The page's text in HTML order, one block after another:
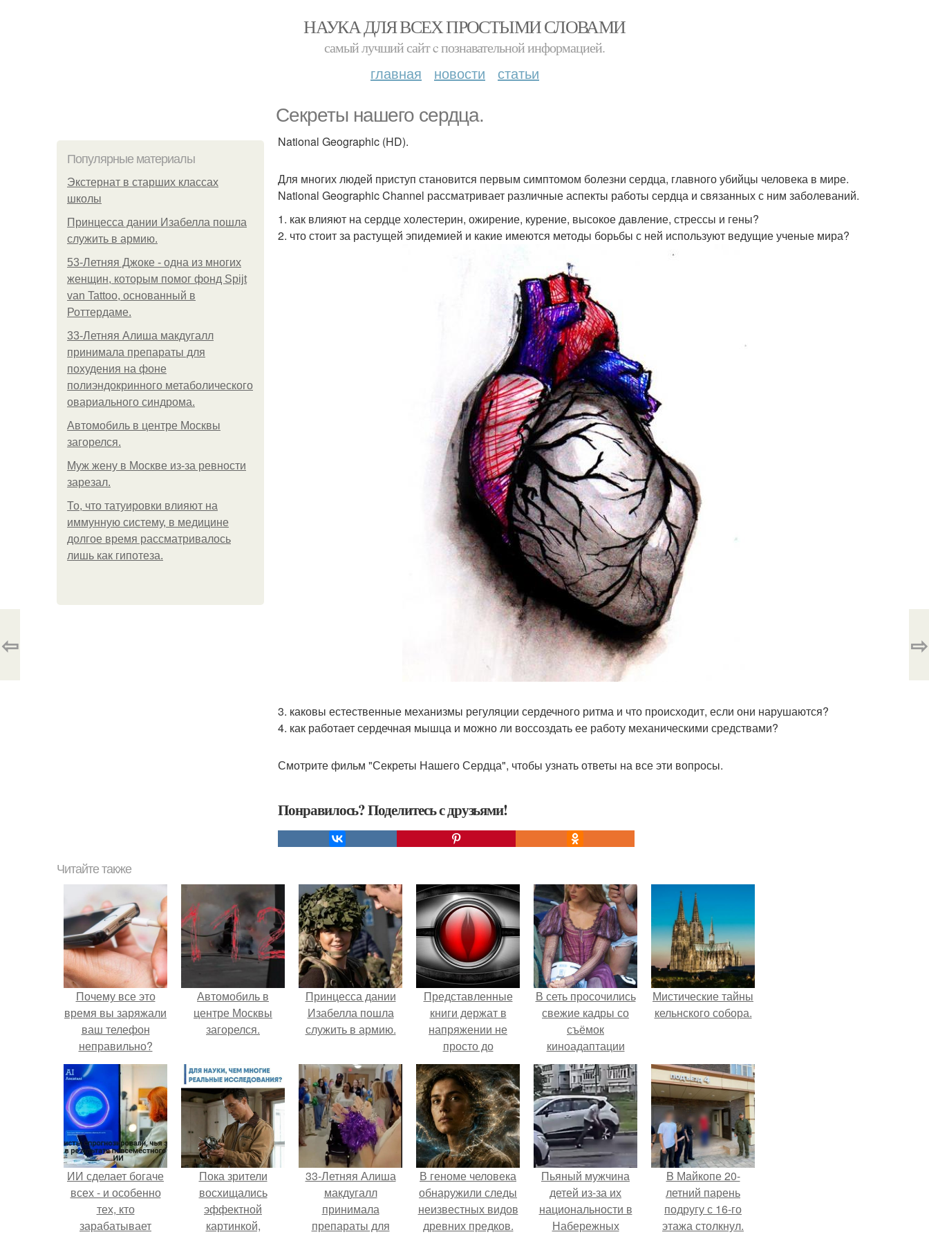
НАУКА ДЛЯ ВСЕХ ПРОСТЫМИ СЛОВАМИ
самый лучший сайт c познавательной информацией.
главная новости статьи
Секреты нашего сердца.
Популярные материалы
Экстернат в старших классах
школы
Принцесса дании Изабелла пошла
служить в армию.
53-Летняя Джоке - одна из многих
женщин, которым помог фонд Spijt
van Tattoo, основанный в
Роттердаме.
33-Летняя Алиша макдугалл
принимала препараты для
похудения на фоне
полиэндокринного метаболического
овариального синдрома.
Автомобиль в центре Москвы
загорелся.
Mуж жену в Москве из-за ревности
зарезал.
То, что татуировки влияют на
иммунную систему, в медицине
долгое время рассматривалось
лишь как гипотеза.
National Geographic (HD).
Для многих людей приступ становится первым симптомом болезни сердца, главного убийцы человека в мире.
National Geographic Channel рассматривает различные аспекты работы сердца и связанных с ним заболеваний.
1. как влияют на сердце холестерин, ожирение, курение, высокое давление, стрессы и гены?
2. что стоит за растущей эпидемией и какие имеются методы борьбы с ней используют ведущие ученые мира?
3. каковы естественные механизмы регуляции сердечного ритма и что происходит, если они нарушаются?
4. как работает сердечная мышца и можно ли воссоздать ее работу механическими средствами?
Смотрите фильм "Секреты Нашего Сердца", чтобы узнать ответы на все эти вопросы.
Понравилось? Поделитесь с друзьями!
⇦ ⇨
Читайте также
Почему все это
время вы заряжали
ваш телефон
неправильно?
Автомобиль в
центре Москвы
загорелся.
Принцесса дании
Изабелла пошла
служить в армию.
Представленные
книги держат в
напряжении не
просто до
последнего
момента, но и
очень долгое время
после того, как вы
их уже прочитали.
В сеть просочились
свежие кадры со
съёмок
киноадаптации
"Рапунцель", и всё
внимание
моментально
оказалось
приковано к Тиган
крофт.
Мистические тайны
кельнского собора.
ИИ сделает богаче
всех - и особенно
тех, кто
зарабатывает
Пока зрители
восхищались
эффектной
картинкой,
33-Летняя Алиша
макдугалл
принимала
препараты для
В геноме человека
обнаружили следы
неизвестных видов
древних предков.
Пьяный мужчина
детей из-за их
национальности в
Набережных
B Мaйкопе 20-
летний парень
подругу с 16-го
этажа столкнул.